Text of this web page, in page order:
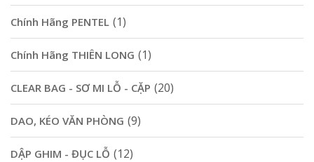
Chính Hãng PENTEL (1)
Chính Hãng THIÊN LONG (1)
CLEAR BAG - SƠ MI LỖ - CẶP (20)
DAO, KÉO VĂN PHÒNG (9)
DẬP GHIM - ĐỤC LỖ (12)